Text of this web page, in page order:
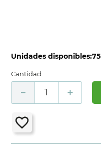
Unidades disponibles:75
Cantidad
＋
－